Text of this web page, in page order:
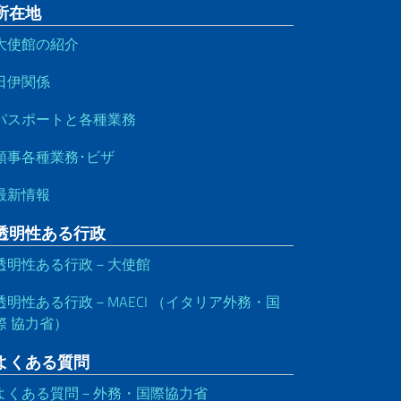
在地
使館の紹介
伊関係
スポートと各種業務
事各種業務･ビザ
新情報
明性ある行政
明性ある行政－大使館
明性ある行政－MAECI （イタリア外務・国
協力省）
くある質問
くある質問－外務・国際協力省